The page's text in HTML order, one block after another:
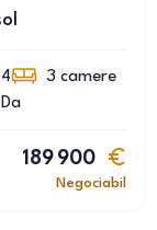
3 camere
Da
189 900
Negociabil